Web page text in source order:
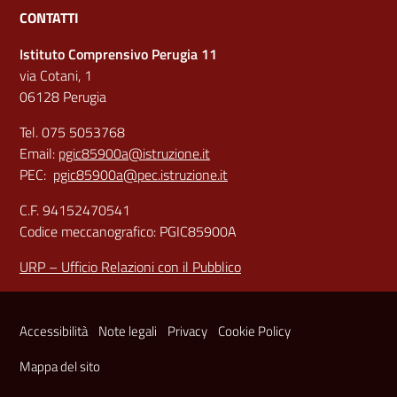
CONTATTI
Istituto Comprensivo Perugia 11
via Cotani, 1
06128 Perugia
Tel. 075 5053768
Email: pgic85900a@istruzione.it
PEC: pgic85900a@pec.istruzione.it
C.F. 94152470541
Codice meccanografico: PGIC85900A
URP – Ufficio Relazioni con il Pubblico
Accessibilità Note legali Privacy Cookie Policy
Mappa del sito